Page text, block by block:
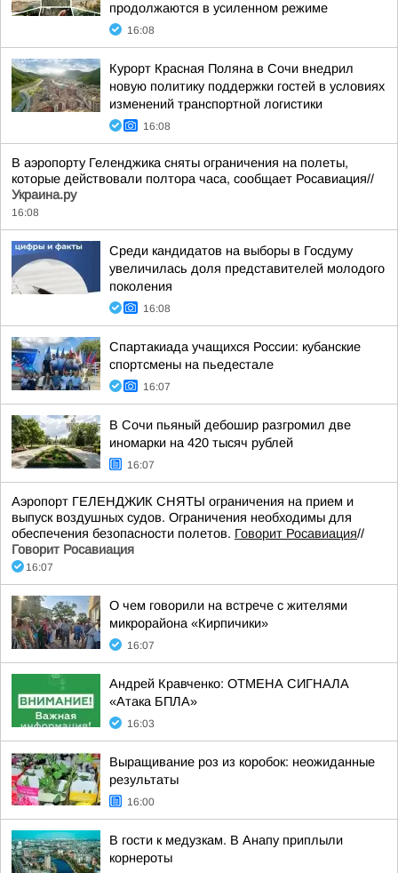
продолжаются в усиленном режиме
16:08
Курорт Красная Поляна в Сочи внедрил
новую политику поддержки гостей в условиях
изменений транспортной логистики
16:08
В аэропорту Геленджика сняты ограничения на полеты,
которые действовали полтора часа, сообщает Росавиация//
Украина.ру
16:08
Среди кандидатов на выборы в Госдуму
увеличилась доля представителей молодого
поколения
16:08
Спартакиада учащихся России: кубанские
спортсмены на пьедестале
16:07
В Сочи пьяный дебошир разгромил две
иномарки на 420 тысяч рублей
16:07
Аэропорт ГЕЛЕНДЖИК СНЯТЫ ограничения на прием и
выпуск воздушных судов. Ограничения необходимы для
обеспечения безопасности полетов. Говорит Росавиация//
Говорит Росавиация
16:07
О чем говорили на встрече с жителями
микрорайона «Кирпичики»
16:07
Андрей Кравченко: ОТМЕНА СИГНАЛА
«Атака БПЛА»
16:03
Выращивание роз из коробок: неожиданные
результаты
16:00
В гости к медузкам. В Анапу приплыли
корнероты